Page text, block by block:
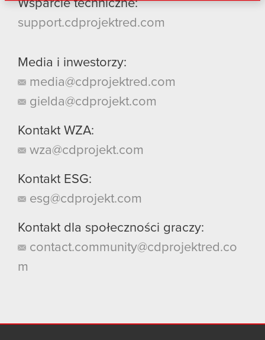
podczas korzystania z ich usług. Kontynuując
korzystanie z naszej witryny, zgadasz się na
Wsparcie techniczne:
support.cdprojektred.com
Media i inwestorzy:
media@cdprojektred.com
gielda@cdprojekt.com
Kontakt WZA:
wza@cdprojekt.com
Kontakt ESG:
esg@cdprojekt.com
Kontakt dla społeczności graczy:
contact.community@cdprojektred.co
m